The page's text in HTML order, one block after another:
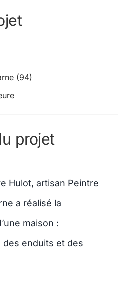
(94)
projet
Hulot, artisan Peintre
a réalisé la
maison :
des enduits et des